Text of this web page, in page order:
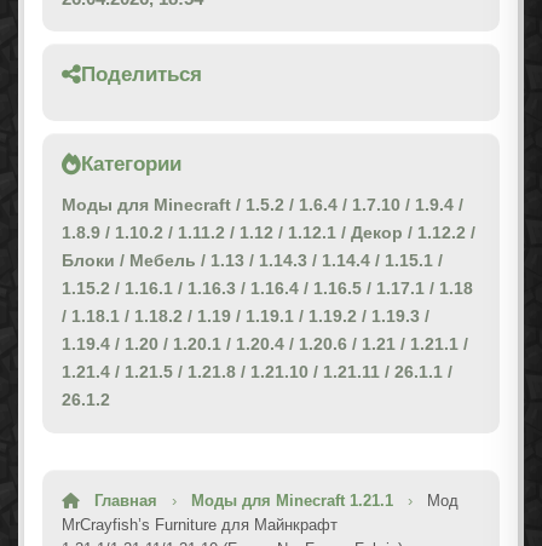
Поделиться
Категории
Моды для Minecraft / 1.5.2 / 1.6.4 / 1.7.10 / 1.9.4 /
1.8.9 / 1.10.2 / 1.11.2 / 1.12 / 1.12.1 / Декор / 1.12.2 /
Блоки / Мебель / 1.13 / 1.14.3 / 1.14.4 / 1.15.1 /
1.15.2 / 1.16.1 / 1.16.3 / 1.16.4 / 1.16.5 / 1.17.1 / 1.18
/ 1.18.1 / 1.18.2 / 1.19 / 1.19.1 / 1.19.2 / 1.19.3 /
1.19.4 / 1.20 / 1.20.1 / 1.20.4 / 1.20.6 / 1.21 / 1.21.1 /
1.21.4 / 1.21.5 / 1.21.8 / 1.21.10 / 1.21.11 / 26.1.1 /
26.1.2
Главная › Моды для Minecraft 1.21.1 ›
Мод
MrCrayfish’s Furniture для Майнкрафт